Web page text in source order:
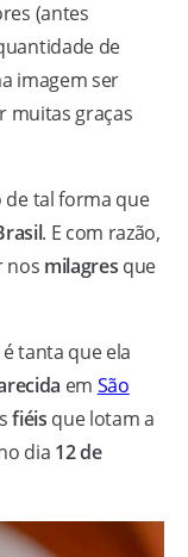
(antes
de
imagem ser
muitas graças
de tal forma que
. E com razão,
nos milagres que
tanta que ela
em São
fiéis que lotam a
dia 12 de